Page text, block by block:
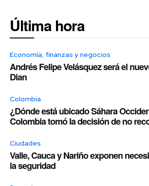
Última hora
Economía, finanzas y negocios
Andrés Felipe Velásquez será el
Dian
Colombia
¿Dónde está ubicado Sáhara
Colombia tomó la decisión de no
Ciudades
Valle, Cauca y Nariño exponen
la seguridad